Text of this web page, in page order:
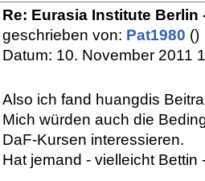
Re: Eurasia Institute Berlin
geschrieben von: Pat1980 ()
Datum: 10. November 2011
Also ich fand huangdis
Mich würden auch die
DaF-Kursen interessieren.
Hat jemand - vielleicht Bettin